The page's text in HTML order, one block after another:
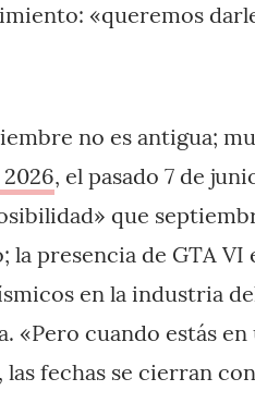
«queremos
no es antigua;
, el pasado 7 de
que
presencia de GTA VI
en la industria
«Pero cuando estás
fechas se cierran